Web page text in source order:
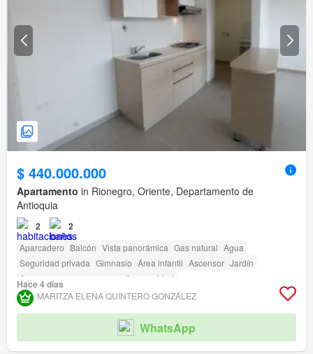
$ 440.000.000
Apartamento in Rionegro, Oriente, Departamento de
Antioquia
2 2
Aparcadero Balcón Vista panorámica Gas natural Agua
Seguridad privada Gimnasio Área infantil Ascensor Jardín
Acceso para personas con discapacidad
Hace 4 días
MARITZA ELENA QUINTERO GONZÁLEZ
WhatsApp